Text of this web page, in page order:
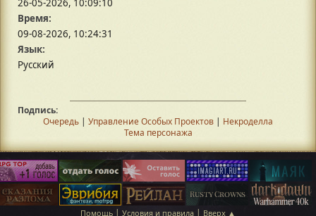
26-05-2026, 10:09:10
Время:
09-08-2026, 10:24:31
Язык:
Русский
Подпись:
Очередь | Управление Особых Проектов | Некроделла
Тема персонажа
Помощь | Условия и правила | Вверх ▲